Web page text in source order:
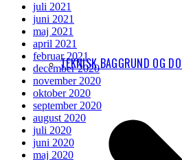
TEKNISK BAGGRUND OG
juli 2021
juni 2021
maj 2021
april 2021
februar 2021
december 2020
november 2020
oktober 2020
september 2020
august 2020
juli 2020
juni 2020
maj 2020